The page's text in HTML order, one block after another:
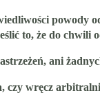
powody
to, że do chwili
ani
wręcz